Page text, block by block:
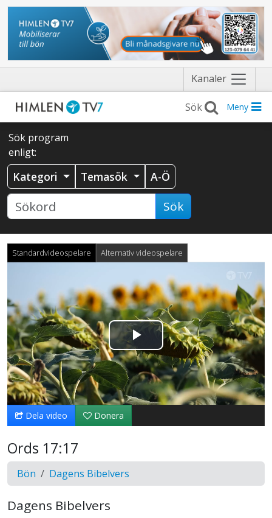
Kanaler Näytä
valikko
Meny
Sök program
enligt:
Kategori Temasök A-Ö
Sök
Standardvideospelare Alternativ videospelare
Spela
upp
video
Dela video Donera
Ords 17:17
Bön Dagens Bibelvers
Dagens Bibelvers